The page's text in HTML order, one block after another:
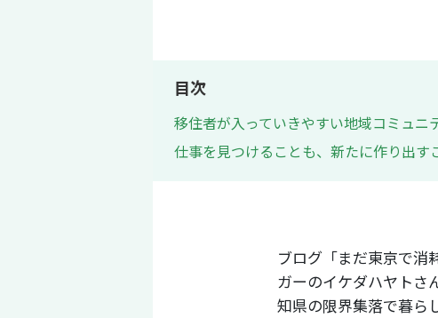
目次
移住者が入っていきやすい地域コミュニ
仕事を見つけることも、新たに作り出す
ブログ「まだ東京で消
ガーのイケダハヤトさ
知県の限界集落で暮ら